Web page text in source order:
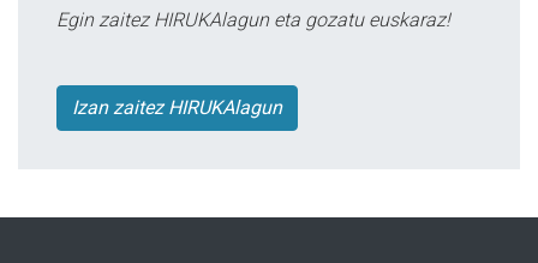
Egin zaitez HIRUKAlagun eta gozatu euskaraz!
Izan zaitez HIRUKAlagun